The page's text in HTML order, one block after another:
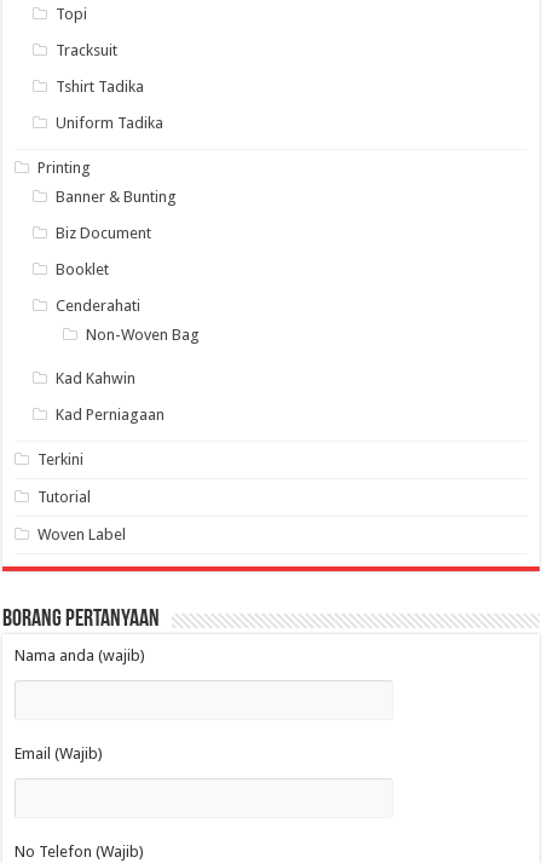
Topi
Tracksuit
Tshirt Tadika
Uniform Tadika
Printing
Banner & Bunting
Biz Document
Booklet
Cenderahati
Non-Woven Bag
Kad Kahwin
Kad Perniagaan
Terkini
Tutorial
Woven Label
Borang Pertanyaan
Nama anda (wajib)
Email (Wajib)
No Telefon (Wajib)